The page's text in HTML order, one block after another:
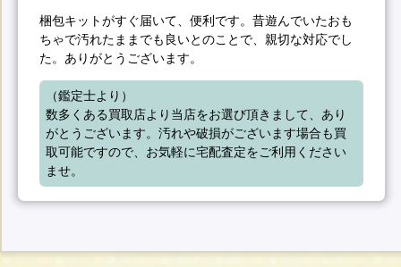
梱包キットがすぐ届いて、便利です。昔遊んでいたおも
ちゃで汚れたままでも良いとのことで、親切な対応でし
た。ありがとうございます。
（鑑定士より）
数多くある買取店より当店をお選び頂きまして、あり
がとうございます。汚れや破損がございます場合も買
取可能ですので、お気軽に宅配査定をご利用ください
ませ。